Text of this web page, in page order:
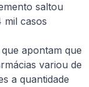
saltou
mil casos
apontam que
variou de
a quantidade